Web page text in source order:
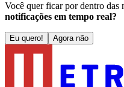
Você quer ficar por dentro das
notificações em tempo real?
Eu quero! Agora não